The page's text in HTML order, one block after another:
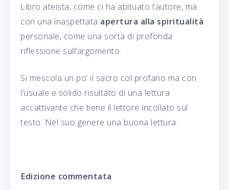
Libro ateista, come ci ha abituato l’autore, ma
con una inaspettata apertura alla spiritualità
personale, come una sorta di profonda
riflessione sull’argomento.
Si mescola un po’ il sacro col profano ma con
l’usuale e solido risultato di una lettura
accattivante che tiene il lettore incollato sul
testo. Nel suo genere una buona lettura.
Edizione commentata